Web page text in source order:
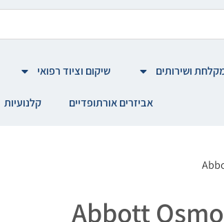
ושירותים שיקום וציוד רפואי
אביזרים אורתופדיים קלנועיות